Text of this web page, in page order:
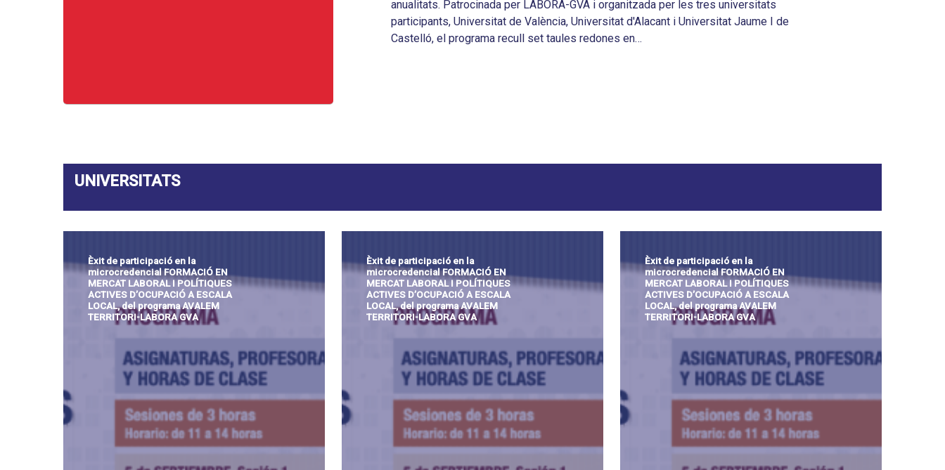
Castelló, el programa recull set taules redones en…
Èxit de participació en la
MERCAT LABORAL I POLÍTIQUES
ACTIVES D’OCUPACIÓ A ESCALA
LOCAL, del programa AVALEM
TERRITORI-LABORA GVA
Èxit de participació en la
MERCAT LABORAL I POLÍTIQUES
ACTIVES D’OCUPACIÓ A ESCALA
LOCAL, del programa AVALEM
TERRITORI-LABORA GVA
Èxit de participació en la
MERCAT LABORAL I POLÍTIQUES
ACTIVES D’OCUPACIÓ A ESCALA
LOCAL, del programa AVALEM
TERRITORI-LABORA GVA
Si continúas, aceptas la política de privacidad